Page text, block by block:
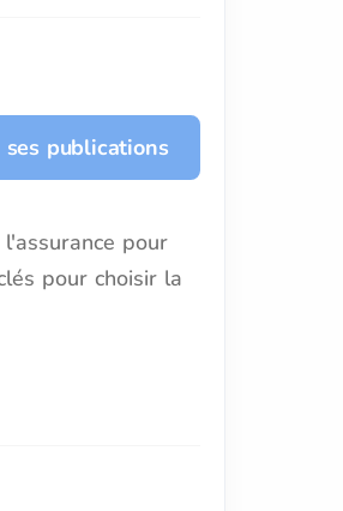
ses publications
pour
pour choisir la